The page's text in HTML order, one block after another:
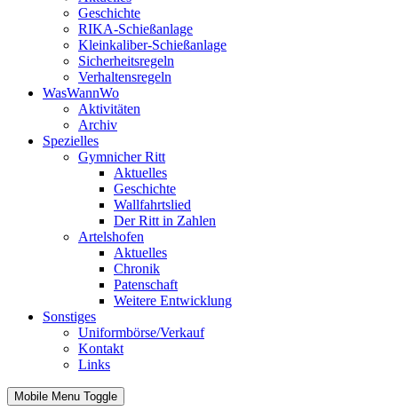
Geschichte
RIKA-Schießanlage
Kleinkaliber-Schießanlage
Sicherheitsregeln
Verhaltensregeln
WasWannWo
Aktivitäten
Archiv
Spezielles
Gymnicher Ritt
Aktuelles
Geschichte
Wallfahrtslied
Der Ritt in Zahlen
Artelshofen
Aktuelles
Chronik
Patenschaft
Weitere Entwicklung
Sonstiges
Uniformbörse/Verkauf
Kontakt
Links
Mobile Menu Toggle